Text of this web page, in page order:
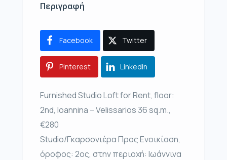
Περιγραφή
Facebook Twitter
Pinterest LinkedIn
Furnished Studio Loft for Rent, floor:
2nd, Ioannina – Velissarios 36 sq.m.,
€280
Studio/Γκαρσονιέρα Προς Ενοικίαση,
όροφος: 2ος, στην περιοχή: Ιωάννινα